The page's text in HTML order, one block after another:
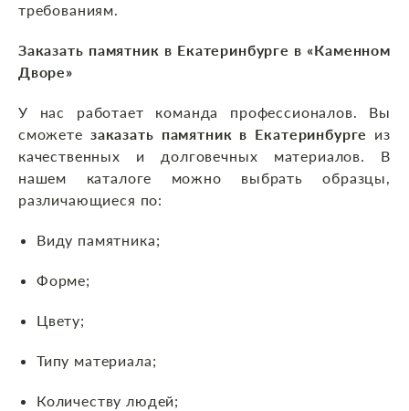
требованиям.
Заказать памятник в Екатеринбурге в «Каменном
Дворе»
У нас работает команда профессионалов. Вы
сможете заказать памятник в Екатеринбурге из
качественных и долговечных материалов. В
нашем каталоге можно выбрать образцы,
различающиеся по:
Виду памятника;
Форме;
Цвету;
Типу материала;
Количеству людей;